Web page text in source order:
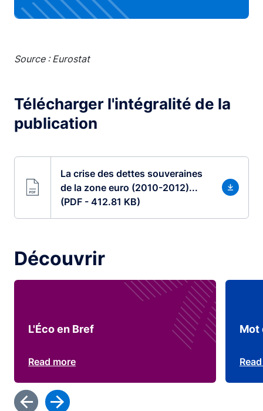
Source : Eurostat
Télécharger l'intégralité de la
publication
La crise des dettes souveraines
de la zone euro (2010-2012)...
(PDF - 412.81 KB)
Découvrir
L'Éco en Bref
Read more
Mot